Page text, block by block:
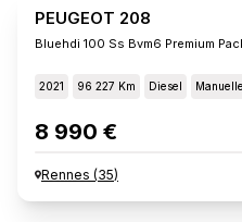
PEUGEOT 208
Bluehdi 100 Ss Bvm6 Premium
2021 96 227 Km Diesel Manuelle
8 990 €
Rennes (35)